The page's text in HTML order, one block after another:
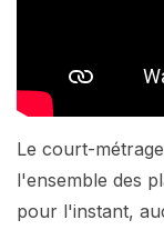
Le court-
l'ensemble des
pour l'instant,